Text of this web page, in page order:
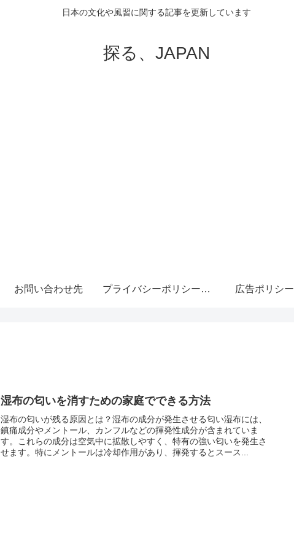
日本の文化や風習に関する記事を更新しています
探る、JAPAN
お問い合わせ先 プライバシーポリシー・免責事項 広告ポリシー
湿布の匂いを消すための家庭でできる方法
湿布の匂いが残る原因とは？湿布の成分が発生させる匂い湿布には、
鎮痛成分やメントール、カンフルなどの揮発性成分が含まれていま
す。これらの成分は空気中に拡散しやすく、特有の強い匂いを発生さ
せます。特にメントールは冷却作用があり、揮発するとスース...